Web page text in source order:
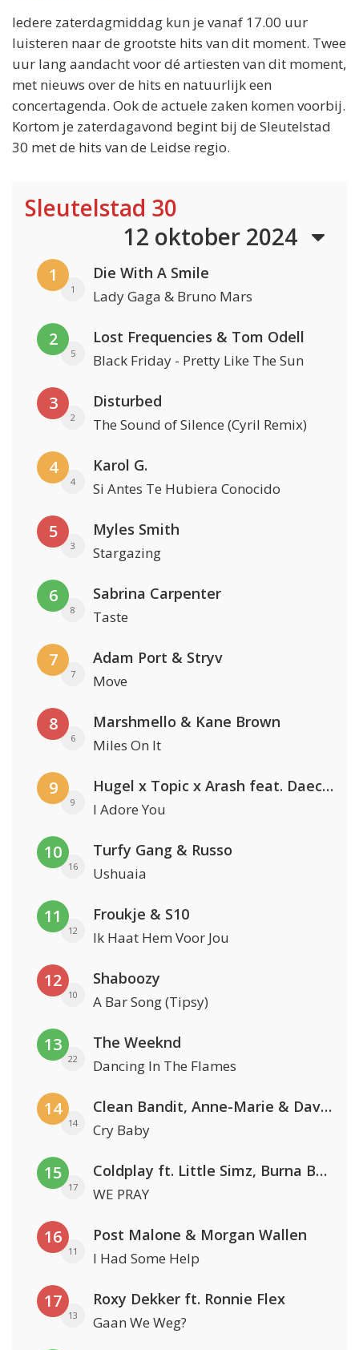
Iedere zaterdagmiddag kun je vanaf 17.00 uur
luisteren naar de grootste hits van dit moment. Twee
uur lang aandacht voor dé artiesten van dit moment,
met nieuws over de hits en natuurlijk een
concertagenda. Ook de actuele zaken komen voorbij.
Kortom je zaterdagavond begint bij de Sleutelstad
30 met de hits van de Leidse regio.
Sleutelstad 30
12 oktober 2024
1
1
Die With A Smile
Lady Gaga & Bruno Mars
2
5
Lost Frequencies & Tom Odell
Black Friday - Pretty Like The Sun
3
2
Disturbed
The Sound of Silence (Cyril Remix)
4
4
Karol G.
Si Antes Te Hubiera Conocido
5
3
Myles Smith
Stargazing
6
8
Sabrina Carpenter
Taste
7
7
Adam Port & Stryv
Move
8
6
Marshmello & Kane Brown
Miles On It
9
9
Hugel x Topic x Arash feat. Daecolm
I Adore You
10
16
Turfy Gang & Russo
Ushuaia
11
12
Froukje & S10
Ik Haat Hem Voor Jou
12
10
Shaboozy
A Bar Song (Tipsy)
13
22
The Weeknd
Dancing In The Flames
14
14
Clean Bandit, Anne-Marie & David Guetta
Cry Baby
15
17
Coldplay ft. Little Simz, Burna Boy, Elyanna & Tini
WE PRAY
16
11
Post Malone & Morgan Wallen
I Had Some Help
17
13
Roxy Dekker ft. Ronnie Flex
Gaan We Weg?